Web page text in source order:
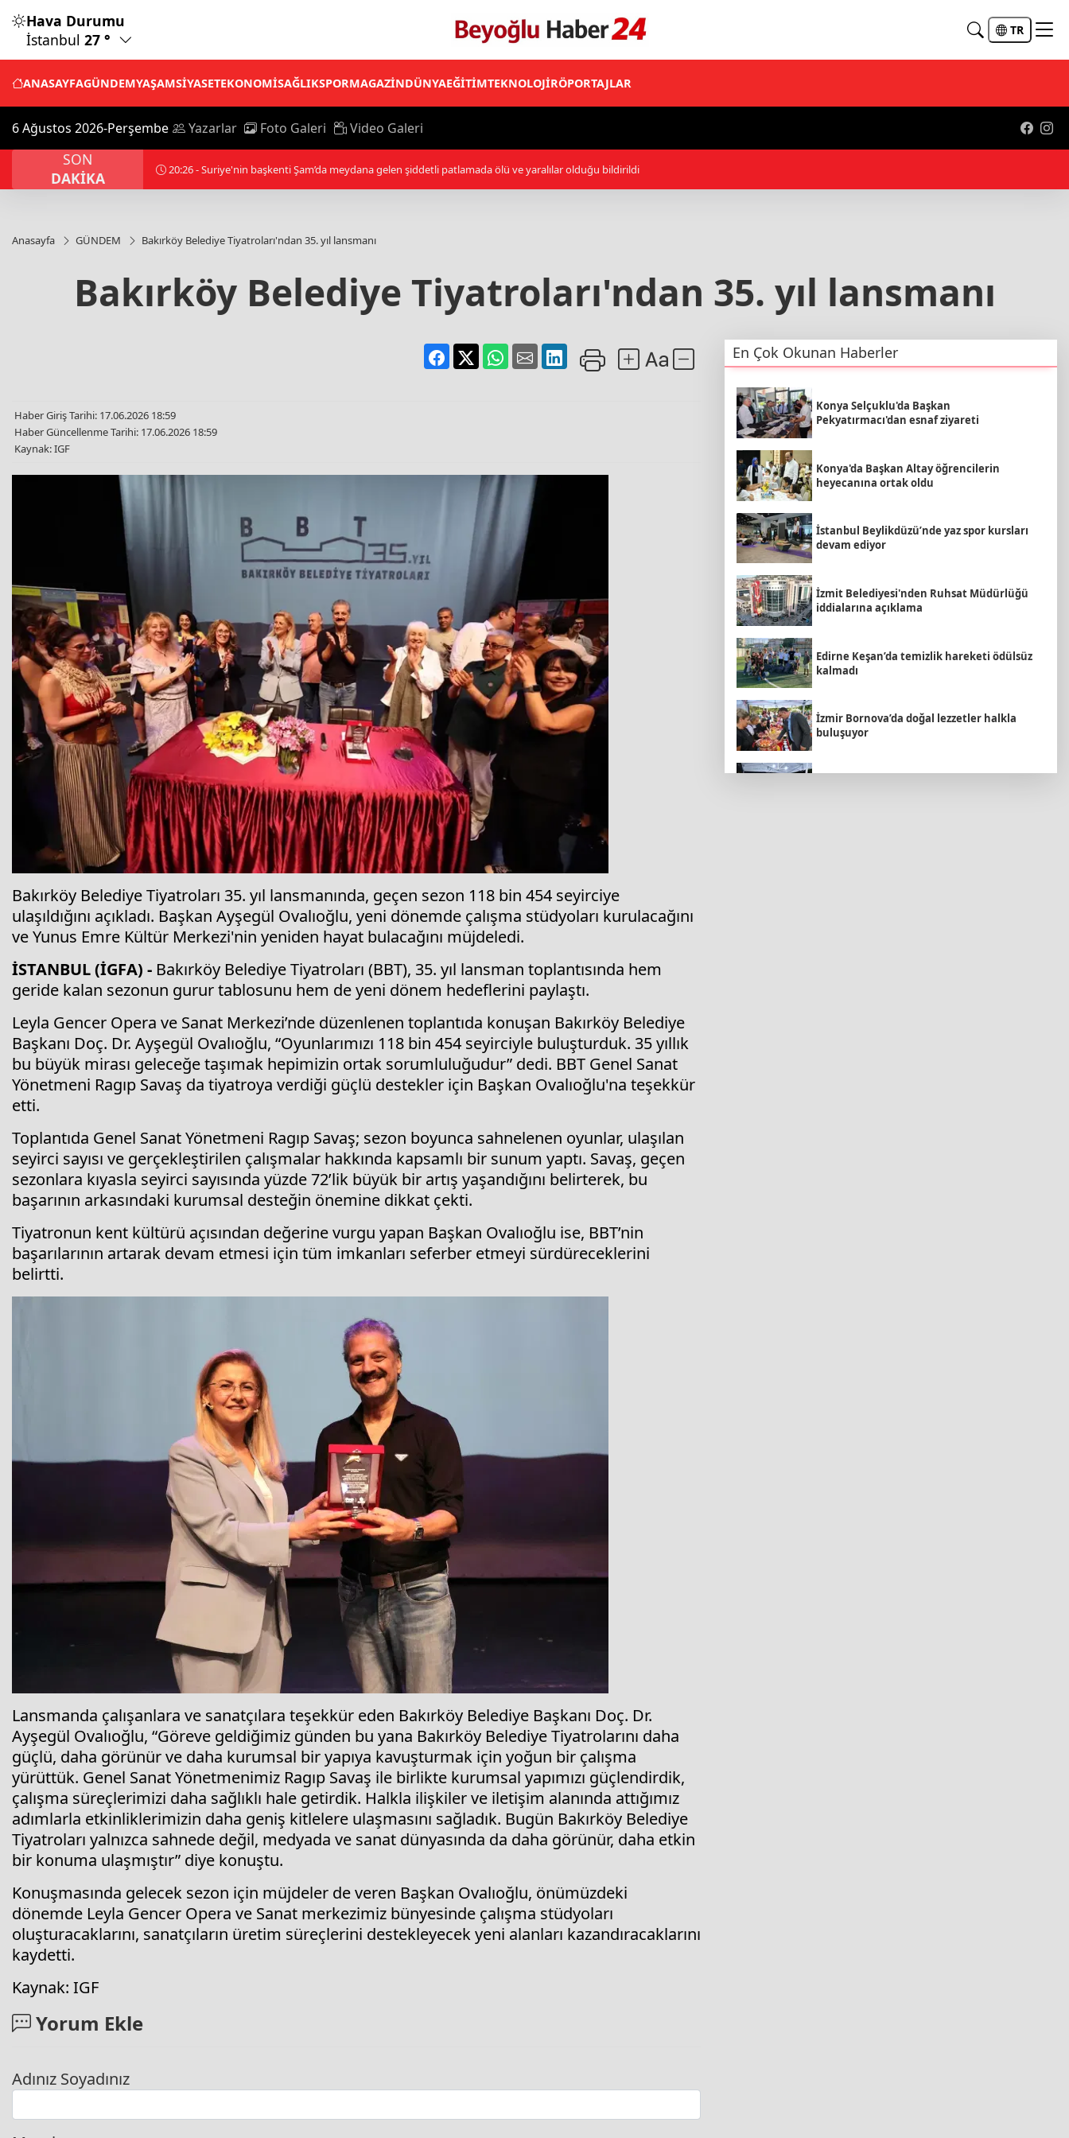
Hava Durumu
İstanbul 27 ° TR
ANASAYFAGÜNDEMYAŞAMSİYASETEKONOMİSAĞLIKSPORMAGAZİNDÜNYAEĞİTİMTEKNOLOJİRÖPORTAJLAR
6 Ağustos 2026-Perşembe Yazarlar Foto Galeri Video Galeri
SON
DAKİKA
20:33 - Muhammed Salah Trabzonspor'da ilk antrenmanına çıktı
Anasayfa GÜNDEM Bakırköy Belediye Tiyatroları'ndan 35. yıl lansmanı
Bakırköy Belediye Tiyatroları'ndan 35. yıl lansmanı
Haber Giriş Tarihi: 17.06.2026 18:59
Haber Güncellenme Tarihi: 17.06.2026 18:59
Kaynak: IGF
Bakırköy Belediye Tiyatroları 35. yıl lansmanında, geçen sezon 118 bin 454 seyirciye
ulaşıldığını açıkladı. Başkan Ayşegül Ovalıoğlu, yeni dönemde çalışma stüdyoları kurulacağını
ve Yunus Emre Kültür Merkezi'nin yeniden hayat bulacağını müjdeledi.
İSTANBUL (İGFA) - Bakırköy Belediye Tiyatroları (BBT), 35. yıl lansman toplantısında hem
geride kalan sezonun gurur tablosunu hem de yeni dönem hedeflerini paylaştı.
Leyla Gencer Opera ve Sanat Merkezi’nde düzenlenen toplantıda konuşan Bakırköy Belediye
Başkanı Doç. Dr. Ayşegül Ovalıoğlu, “Oyunlarımızı 118 bin 454 seyirciyle buluşturduk. 35 yıllık
bu büyük mirası geleceğe taşımak hepimizin ortak sorumluluğudur” dedi. BBT Genel Sanat
Yönetmeni Ragıp Savaş da tiyatroya verdiği güçlü destekler için Başkan Ovalıoğlu'na teşekkür
etti.
Toplantıda Genel Sanat Yönetmeni Ragıp Savaş; sezon boyunca sahnelenen oyunlar, ulaşılan
seyirci sayısı ve gerçekleştirilen çalışmalar hakkında kapsamlı bir sunum yaptı. Savaş, geçen
sezonlara kıyasla seyirci sayısında yüzde 72’lik büyük bir artış yaşandığını belirterek, bu
başarının arkasındaki kurumsal desteğin önemine dikkat çekti.
Tiyatronun kent kültürü açısından değerine vurgu yapan Başkan Ovalıoğlu ise, BBT’nin
başarılarının artarak devam etmesi için tüm imkanları seferber etmeyi sürdüreceklerini
belirtti.
Lansmanda çalışanlara ve sanatçılara teşekkür eden Bakırköy Belediye Başkanı Doç. Dr.
Ayşegül Ovalıoğlu, “Göreve geldiğimiz günden bu yana Bakırköy Belediye Tiyatrolarını daha
güçlü, daha görünür ve daha kurumsal bir yapıya kavuşturmak için yoğun bir çalışma
yürüttük. Genel Sanat Yönetmenimiz Ragıp Savaş ile birlikte kurumsal yapımızı güçlendirdik,
çalışma süreçlerimizi daha sağlıklı hale getirdik. Halkla ilişkiler ve iletişim alanında attığımız
adımlarla etkinliklerimizin daha geniş kitlelere ulaşmasını sağladık. Bugün Bakırköy Belediye
Tiyatroları yalnızca sahnede değil, medyada ve sanat dünyasında da daha görünür, daha etkin
bir konuma ulaşmıştır” diye konuştu.
Konuşmasında gelecek sezon için müjdeler de veren Başkan Ovalıoğlu, önümüzdeki
dönemde Leyla Gencer Opera ve Sanat merkezimiz bünyesinde çalışma stüdyoları
oluşturacaklarını, sanatçıların üretim süreçlerini destekleyecek yeni alanları kazandıracaklarını
kaydetti.
Kaynak: IGF
Yorum Ekle
Adınız Soyadınız
En Çok Okunan Haberler
Konya Selçuklu'da Başkan
Pekyatırmacı'dan esnaf ziyareti
Konya'da Başkan Altay öğrencilerin
heyecanına ortak oldu
İstanbul Beylikdüzü’nde yaz spor kursları
devam ediyor
İzmit Belediyesi'nden Ruhsat Müdürlüğü
iddialarına açıklama
Edirne Keşan’da temizlik hareketi ödülsüz
kalmadı
İzmir Bornova’da doğal lezzetler halkla
buluşuyor